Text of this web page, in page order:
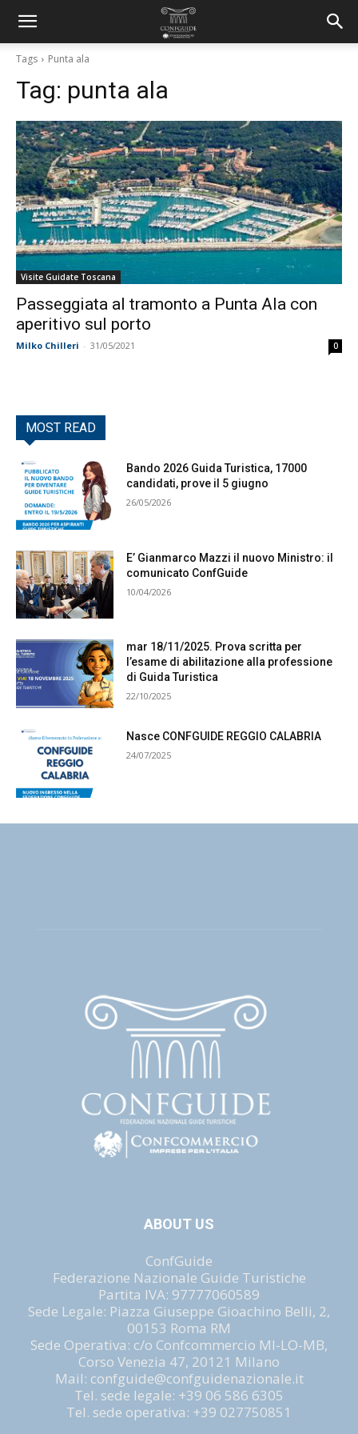
Tags Punta ala
Tag: punta ala
Visite Guidate Toscana
Passeggiata al tramonto a Punta Ala con
aperitivo sul porto
Milko Chilleri - 31/05/2021 0
MOST READ
Bando 2026 Guida Turistica, 17000
candidati, prove il 5 giugno
26/05/2026
E’ Gianmarco Mazzi il nuovo Ministro: il
comunicato ConfGuide
10/04/2026
mar 18/11/2025. Prova scritta per
l’esame di abilitazione alla professione
di Guida Turistica
22/10/2025
Nasce CONFGUIDE REGGIO CALABRIA
24/07/2025
ABOUT US
ConfGuide
Federazione Nazionale Guide Turistiche
Partita IVA: 97777060589
Sede Legale: Piazza Giuseppe Gioachino Belli, 2,
00153 Roma RM
Sede Operativa: c/o Confcommercio MI-LO-MB,
Corso Venezia 47, 20121 Milano
Mail: confguide@confguidenazionale.it
Tel. sede legale: +39 06 586 6305
Tel. sede operativa: +39 027750851